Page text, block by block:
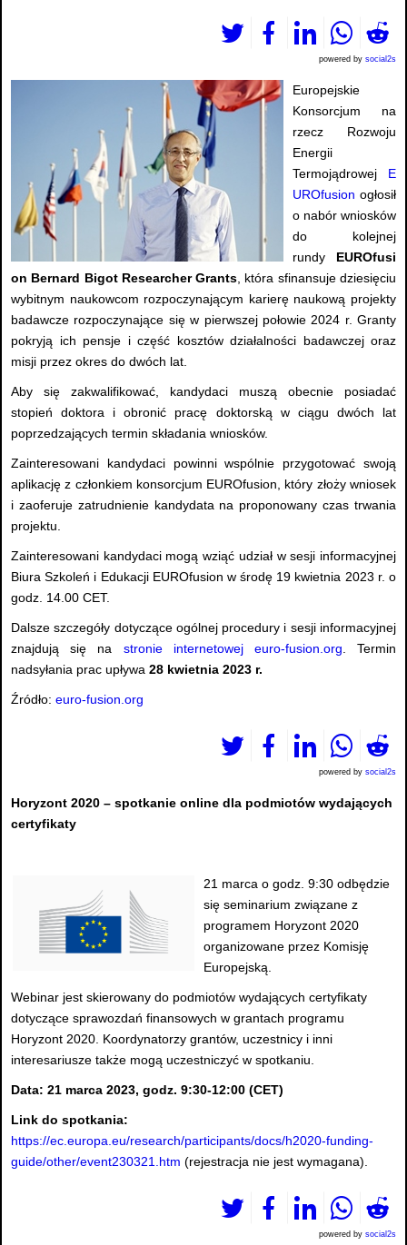
powered by social2s
Europejskie
Konsorcjum na
rzecz Rozwoju
Energii
Termojądrowej E
UROfusion ogłosił
o nabór wniosków
do kolejnej
rundy EUROfusi
on Bernard Bigot Researcher Grants , która sfinansuje dziesięciu
wybitnym naukowcom rozpoczynającym karierę naukową projekty
badawcze rozpoczynające się w pierwszej połowie 2024 r. Granty
pokryją ich pensje i część kosztów działalności badawczej oraz
misji przez okres do dwóch lat.
Aby się zakwalifikować, kandydaci muszą obecnie posiadać
stopień doktora i obronić pracę doktorską w ciągu dwóch lat
poprzedzających termin składania wniosków.
Zainteresowani kandydaci powinni wspólnie przygotować swoją
aplikację z członkiem konsorcjum EUROfusion, który złoży wniosek
i zaoferuje zatrudnienie kandydata na proponowany czas trwania
projektu.
Zainteresowani kandydaci mogą wziąć udział w sesji informacyjnej
Biura Szkoleń i Edukacji EUROfusion w środę 19 kwietnia 2023 r. o
godz. 14.00 CET.
Dalsze szczegóły dotyczące ogólnej procedury i sesji informacyjnej
znajdują się na stronie internetowej euro-fusion.org . Termin
nadsyłania prac upływa 28 kwietnia 2023 r.
Źródło: euro-fusion.org
powered by social2s
Horyzont 2020 – spotkanie online dla podmiotów wydających
certyfikaty
21 marca o godz. 9:30 odbędzie
się seminarium związane z
programem Horyzont 2020
organizowane przez Komisję
Europejską.
Webinar jest skierowany do podmiotów wydających certyfikaty
dotyczące sprawozdań finansowych w grantach programu
Horyzont 2020. Koordynatorzy grantów, uczestnicy i inni
interesariusze także mogą uczestniczyć w spotkaniu.
Data: 21 marca 2023, godz. 9:30-12:00 (CET)
Link do spotkania:
https://ec.europa.eu/research/participants/docs/h2020-funding-
guide/other/event230321.htm (rejestracja nie jest wymagana).
powered by social2s